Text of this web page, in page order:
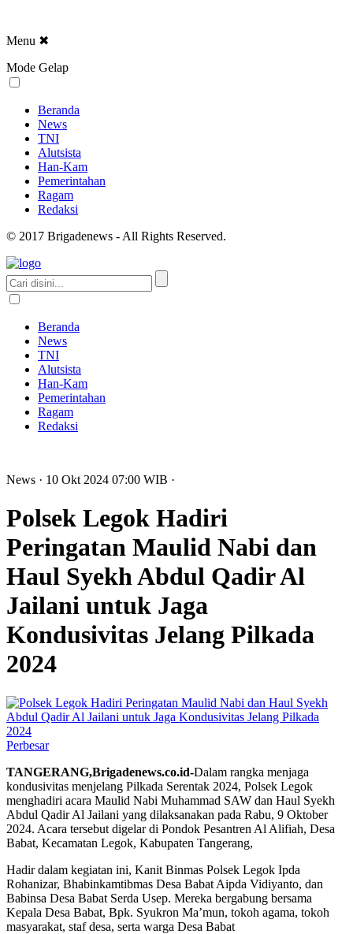
Menu ✖
Mode Gelap
Beranda
News
TNI
Alutsista
Han-Kam
Pemerintahan
Ragam
Redaksi
© 2017 Brigadenews - All Rights Reserved.
Beranda
News
TNI
Alutsista
Han-Kam
Pemerintahan
Ragam
Redaksi
News · 10 Okt 2024 07:00 WIB ·
Polsek Legok Hadiri
Peringatan Maulid Nabi dan
Haul Syekh Abdul Qadir Al
Jailani untuk Jaga
Kondusivitas Jelang Pilkada
2024
Perbesar
TANGERANG,Brigadenews.co.id-Dalam rangka menjaga
kondusivitas menjelang Pilkada Serentak 2024, Polsek Legok
menghadiri acara Maulid Nabi Muhammad SAW dan Haul Syekh
Abdul Qadir Al Jailani yang dilaksanakan pada Rabu, 9 Oktober
2024. Acara tersebut digelar di Pondok Pesantren Al Alifiah, Desa
Babat, Kecamatan Legok, Kabupaten Tangerang,
Hadir dalam kegiatan ini, Kanit Binmas Polsek Legok Ipda
Rohanizar, Bhabinkamtibmas Desa Babat Aipda Vidiyanto, dan
Babinsa Desa Babat Serda Usep. Mereka bergabung bersama
Kepala Desa Babat, Bpk. Syukron Ma’mun, tokoh agama, tokoh
masyarakat, staf desa, serta warga Desa Babat